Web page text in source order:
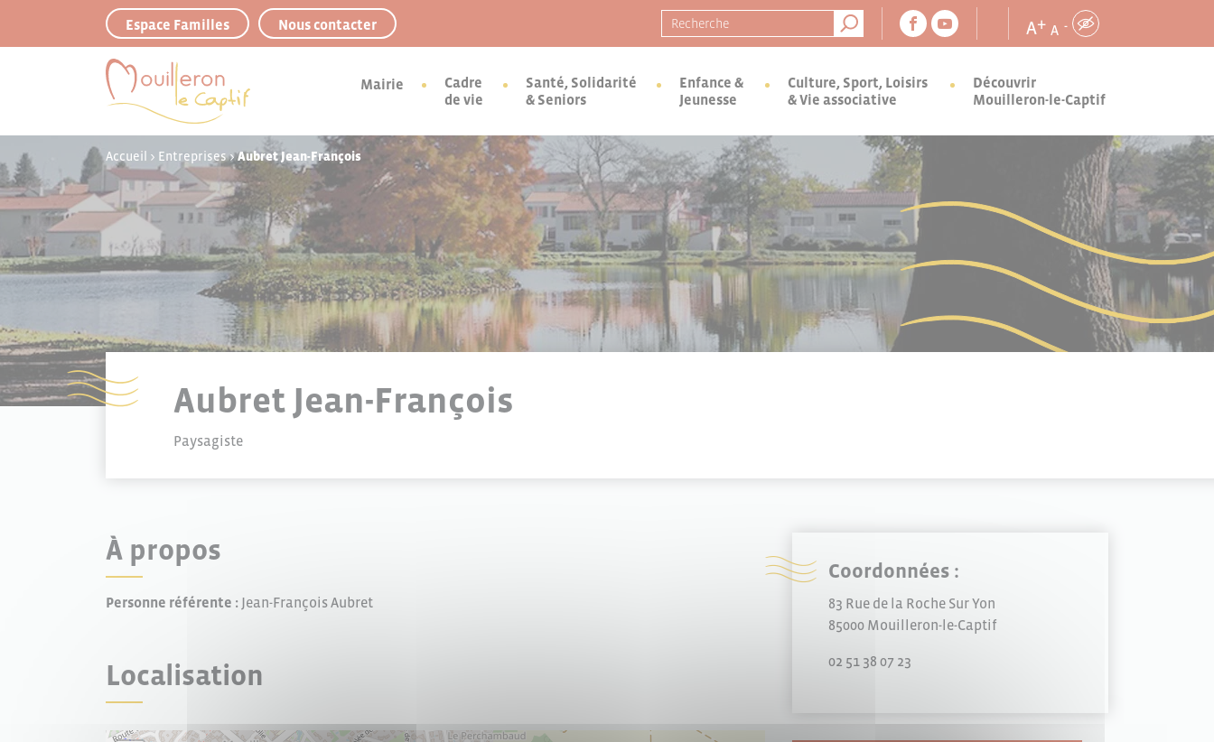
Espace Familles Nous contacter Recherche pour : A+ A -
Mairie
Cadre
de vie
Santé, Solidarité
& Seniors
Enfance &
Jeunesse
Culture, Sport, Loisirs
& Vie associative
Découvrir
Mouilleron-le-Captif
Accueil > Entreprises>Aubret Jean-François
Aubret Jean-François
Paysagiste
À propos
Personne référente : Jean-François Aubret
Localisation
Coordonnées :
83 Rue de la Roche Sur Yon
85000 Mouilleron-le-Captif
02 51 38 07 23
Panneau de gestion des cookies